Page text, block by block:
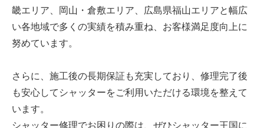
畿エリア、岡山・倉敷エリア、広島県福山エリアと幅広
い各地域で多くの実績を積み重ね、お客様満足度向上に
努めています。
さらに、施工後の長期保証も充実しており、修理完了後
も安心してシャッターをご利用いただける環境を整えて
います。
シャッター修理でお困りの際は、ぜひシャッター王国に